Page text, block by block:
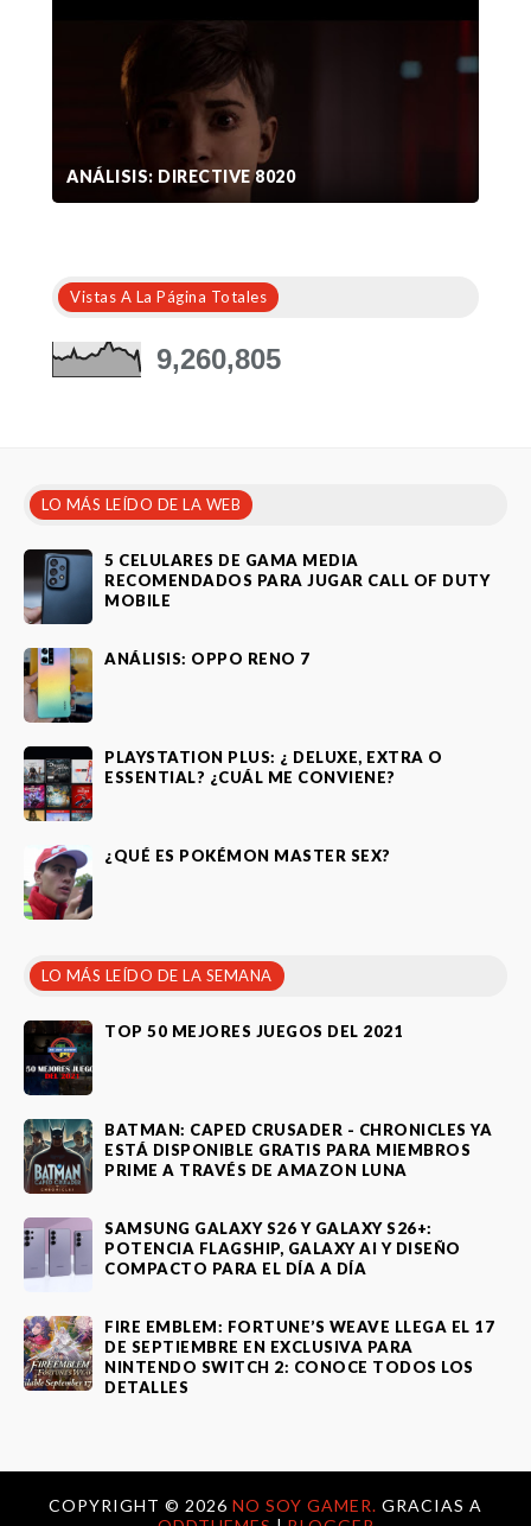
ANÁLISIS: DIRECTIVE 8020
Vistas A La Página Totales
9,260,805
LO MÁS LEÍDO DE LA WEB
5 CELULARES DE GAMA MEDIA
RECOMENDADOS PARA JUGAR CALL OF DUTY
MOBILE
ANÁLISIS: OPPO RENO 7
PLAYSTATION PLUS: ¿ DELUXE, EXTRA O
ESSENTIAL? ¿CUÁL ME CONVIENE?
¿QUÉ ES POKÉMON MASTER SEX?
LO MÁS LEÍDO DE LA SEMANA
TOP 50 MEJORES JUEGOS DEL 2021
BATMAN: CAPED CRUSADER - CHRONICLES YA
ESTÁ DISPONIBLE GRATIS PARA MIEMBROS
PRIME A TRAVÉS DE AMAZON LUNA
SAMSUNG GALAXY S26 Y GALAXY S26+:
POTENCIA FLAGSHIP, GALAXY AI Y DISEÑO
COMPACTO PARA EL DÍA A DÍA
FIRE EMBLEM: FORTUNE’S WEAVE LLEGA EL 17
DE SEPTIEMBRE EN EXCLUSIVA PARA
NINTENDO SWITCH 2: CONOCE TODOS LOS
DETALLES
COPYRIGHT © 2026 NO SOY GAMER. GRACIAS A